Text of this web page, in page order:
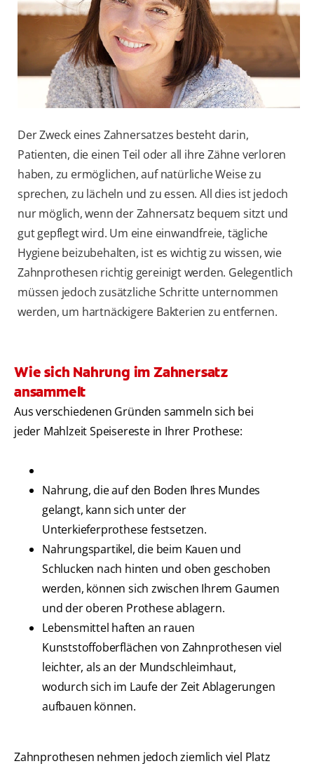
Der Zweck eines Zahnersatzes besteht darin,
Patienten, die einen Teil oder all ihre Zähne verloren
haben, zu ermöglichen, auf natürliche Weise zu
sprechen, zu lächeln und zu essen. All dies ist jedoch
nur möglich, wenn der Zahnersatz bequem sitzt und
gut gepflegt wird. Um eine einwandfreie, tägliche
Hygiene beizubehalten, ist es wichtig zu wissen, wie
Zahnprothesen richtig gereinigt werden. Gelegentlich
müssen jedoch zusätzliche Schritte unternommen
werden, um hartnäckigere Bakterien zu entfernen.
Wie sich Nahrung im Zahnersatz
ansammelt
Aus verschiedenen Gründen sammeln sich bei
jeder Mahlzeit Speisereste in Ihrer Prothese:
Nahrung, die auf den Boden Ihres Mundes
gelangt, kann sich unter der
Unterkieferprothese festsetzen.
Nahrungspartikel, die beim Kauen und
Schlucken nach hinten und oben geschoben
werden, können sich zwischen Ihrem Gaumen
und der oberen Prothese ablagern.
Lebensmittel haften an rauen
Kunststoffoberflächen von Zahnprothesen viel
leichter, als an der Mundschleimhaut,
wodurch sich im Laufe der Zeit Ablagerungen
aufbauen können.
Zahnprothesen nehmen jedoch ziemlich viel Platz